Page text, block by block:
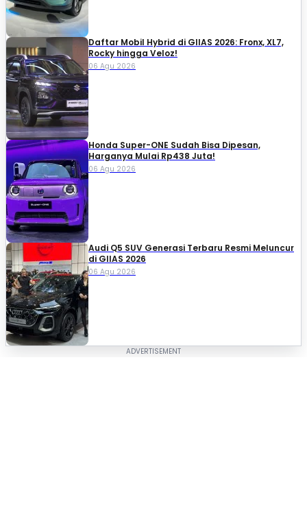
Daftar Mobil Hybrid di GIIAS 2026: Fronx, XL7,
Rocky hingga Veloz!
06 Agu 2026
Honda Super-ONE Sudah Bisa Dipesan,
Harganya Mulai Rp438 Juta!
06 Agu 2026
Audi Q5 SUV Generasi Terbaru Resmi Meluncur
di GIIAS 2026
06 Agu 2026